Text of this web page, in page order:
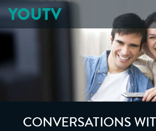
YOUTV
CONVERSATIONS